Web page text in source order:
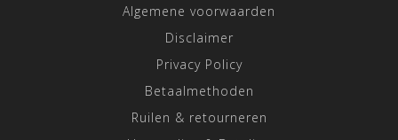
Algemene voorwaarden
Disclaimer
Privacy Policy
Betaalmethoden
Ruilen & retourneren